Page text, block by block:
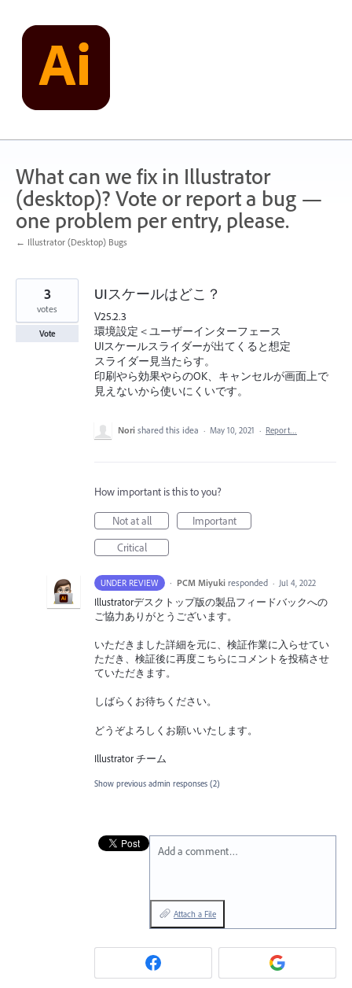
content
What can we fix in Illustrator
(desktop)? Vote or report a bug —
one problem per entry, please.
← Illustrator (Desktop) Bugs
UIスケールはどこ？
V25.2.3
環境設定＜ユーザーインターフェース
UIスケールスライダーが出てくると想定
スライダー見当たらす。
印刷やら効果やらのOK、キャンセルが画面上で
見えないから使いにくいです。
3
votes
Vote
Nori shared this idea · May 10, 2021 · Report…
How important is this to you?
Not at all
Important
Critical
UNDER REVIEW · PCM Miyuki responded · Jul 4, 2022
Illustratorデスクトップ版の製品フィードバックへの
ご協力ありがとうございます。
いただきました詳細を元に、検証作業に入らせてい
ただき、検証後に再度こちらにコメントを投稿させ
ていただきます。
しばらくお待ちください。
どうぞよろしくお願いいたします。
Illustrator チーム
Show previous admin responses (2)
Add a comment…
Attach a File